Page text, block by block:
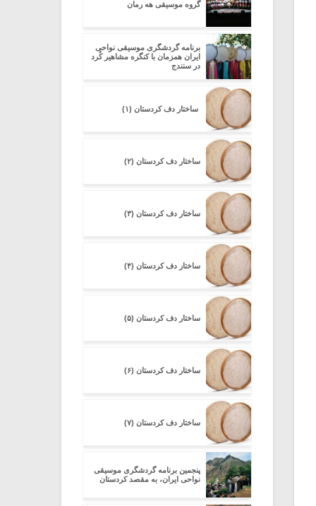
گروه موسیقی هه رمان
برنامه گردشگری موسیقی نواحی
ایران همزمان با کنگره مشاهیر کُرد
در سنندج
ساختار دف کردستان (۱)
ساختار دف کردستان (۲)
ساختار دف کردستان (۳)
ساختار دف کردستان (۴)
ساختار دف کردستان (۵)
ساختار دف کردستان (۶)
ساختار دف کردستان (۷)
پنجمین برنامه گردشگری موسیقی
نواحی ایران، به مقصد کردستان